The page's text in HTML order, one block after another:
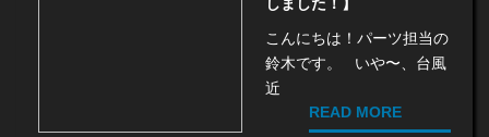
こんにちは！パーツ担当の
鈴木です。 いや〜、台風
近
READ MORE